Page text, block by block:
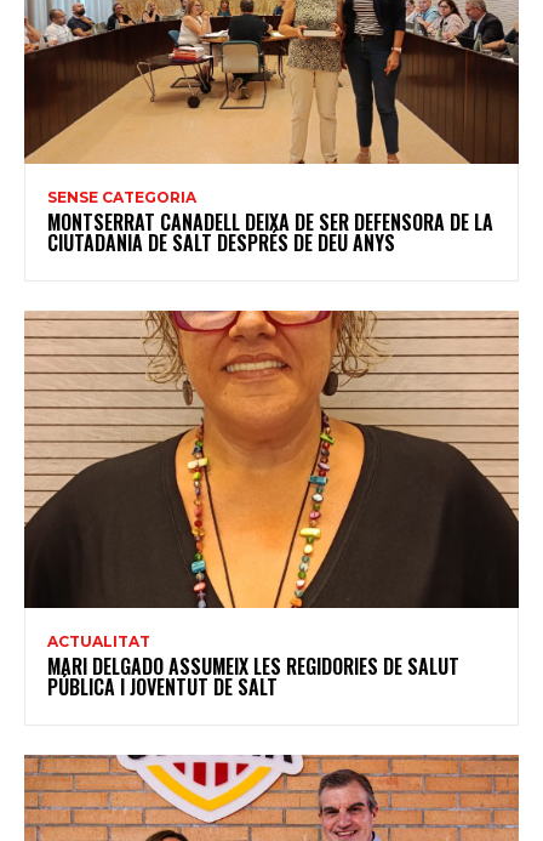
SENSE CATEGORIA
MONTSERRAT CANADELL DEIXA DE SER DEFENSORA DE LA
CIUTADANIA DE SALT DESPRÉS DE DEU ANYS
ACTUALITAT
MARI DELGADO ASSUMEIX LES REGIDORIES DE SALUT
PÚBLICA I JOVENTUT DE SALT